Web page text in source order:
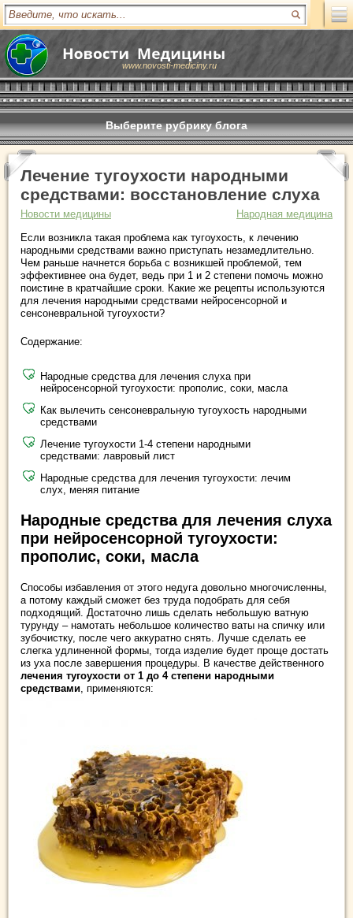
www.novosti-mediciny.ru
Выберите рубрику блога
Лечение тугоухости народными
средствами: восстановление слуха
Новости медицины
Народная медицина
Если возникла такая проблема как тугоухость, к лечению
народными средствами важно приступать незамедлительно.
Чем раньше начнется борьба с возникшей проблемой, тем
эффективнее она будет, ведь при 1 и 2 степени помочь можно
поистине в кратчайшие сроки. Какие же рецепты используются
для лечения народными средствами нейросенсорной и
сенсоневральной тугоухости?
Содержание:
Народные средства для лечения слуха при
нейросенсорной тугоухости: прополис, соки, масла
Как вылечить сенсоневральную тугоухость народными
средствами
Лечение тугоухости 1-4 степени народными
средствами: лавровый лист
Народные средства для лечения тугоухости: лечим
слух, меняя питание
Народные средства для лечения слуха
при нейросенсорной тугоухости:
прополис, соки, масла
Способы избавления от этого недуга довольно многочисленны,
а потому каждый сможет без труда подобрать для себя
подходящий. Достаточно лишь сделать небольшую ватную
турунду – намотать небольшое количество ваты на спичку или
зубочистку, после чего аккуратно снять. Лучше сделать ее
слегка удлиненной формы, тогда изделие будет проще достать
из уха после завершения процедуры. В качестве действенного
лечения тугоухости от 1 до 4 степени народными
средствами, применяются: